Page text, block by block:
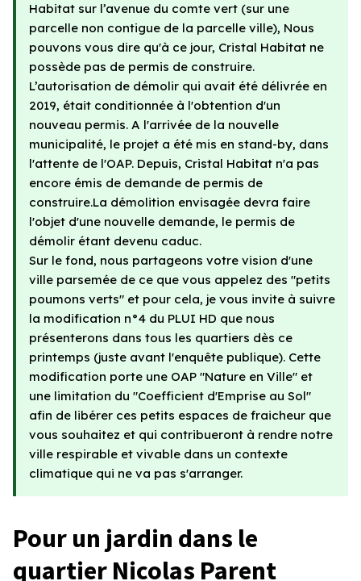
Habitat sur l’avenue du comte vert (sur une
parcelle non contigue de la parcelle ville), Nous
pouvons vous dire qu'à ce jour, Cristal Habitat ne
possède pas de permis de construire.
L’autorisation de démolir qui avait été délivrée en
2019, était conditionnée à l'obtention d'un
nouveau permis. A l'arrivée de la nouvelle
municipalité, le projet a été mis en stand-by, dans
l'attente de l'OAP. Depuis, Cristal Habitat n'a pas
encore émis de demande de permis de
construire.La démolition envisagée devra faire
l'objet d'une nouvelle demande, le permis de
démolir étant devenu caduc.
Sur le fond, nous partageons votre vision d'une
ville parsemée de ce que vous appelez des "petits
poumons verts" et pour cela, je vous invite à suivre
la modification n°4 du PLUI HD que nous
présenterons dans tous les quartiers dès ce
printemps (juste avant l'enquête publique). Cette
modification porte une OAP "Nature en Ville" et
une limitation du "Coefficient d'Emprise au Sol"
afin de libérer ces petits espaces de fraicheur que
vous souhaitez et qui contribueront à rendre notre
ville respirable et vivable dans un contexte
climatique qui ne va pas s'arranger.
Pour un jardin dans le
quartier Nicolas Parent